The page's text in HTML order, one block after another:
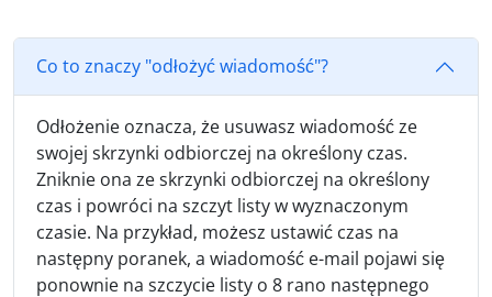
Co to znaczy "odłożyć wiadomość"?
Odłożenie oznacza, że usuwasz wiadomość ze
swojej skrzynki odbiorczej na określony czas.
Zniknie ona ze skrzynki odbiorczej na określony
czas i powróci na szczyt listy w wyznaczonym
czasie. Na przykład, możesz ustawić czas na
następny poranek, a wiadomość e-mail pojawi się
ponownie na szczycie listy o 8 rano następnego